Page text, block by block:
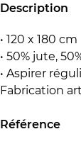
Description
• 120 x 180 cm
• 50% jute,
• Aspirer
Fabrication
Référence